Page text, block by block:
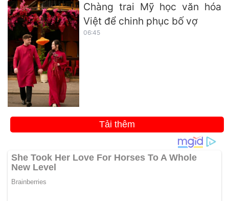
Chàng trai Mỹ học văn hóa
Việt để chinh phục bố vợ
06:45
Tải thêm